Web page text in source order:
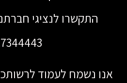
7344443.
אנו נשמח לעמוד